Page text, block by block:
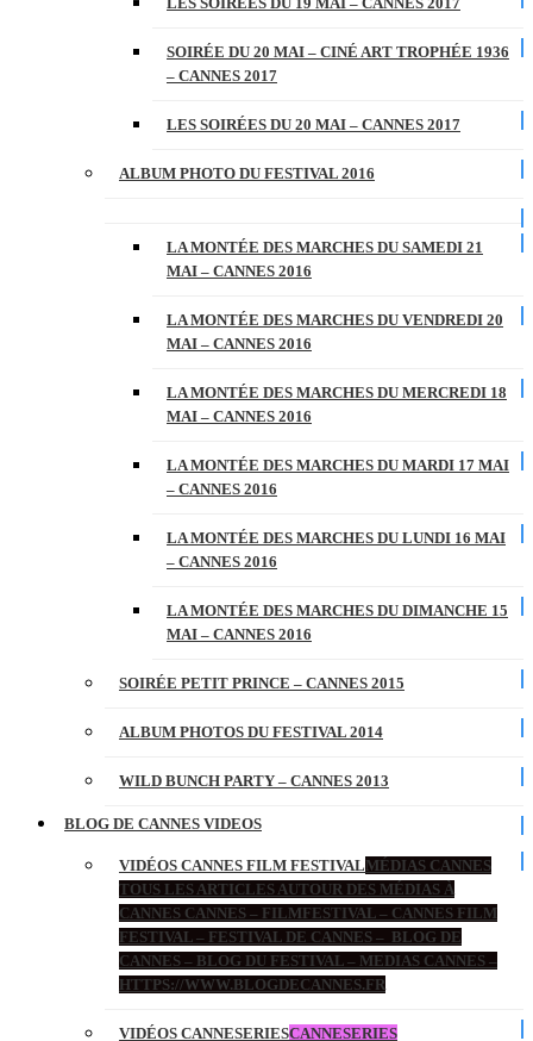
SOIRÉE DU 20 MAI – CINÉ ART TROPHÉE 1936
– CANNES 2017
LES SOIRÉES DU 20 MAI – CANNES 2017
ALBUM PHOTO DU FESTIVAL 2016
LA MONTÉE DES MARCHES DU SAMEDI 21
MAI – CANNES 2016
LA MONTÉE DES MARCHES DU VENDREDI 20
MAI – CANNES 2016
LA MONTÉE DES MARCHES DU MERCREDI 18
MAI – CANNES 2016
LA MONTÉE DES MARCHES DU MARDI 17 MAI
– CANNES 2016
LA MONTÉE DES MARCHES DU LUNDI 16 MAI
– CANNES 2016
LA MONTÉE DES MARCHES DU DIMANCHE 15
MAI – CANNES 2016
SOIRÉE PETIT PRINCE – CANNES 2015
ALBUM PHOTOS DU FESTIVAL 2014
WILD BUNCH PARTY – CANNES 2013
BLOG DE CANNES VIDEOS
VIDÉOS CANNES FILM FESTIVALMÉDIAS CANNES
TOUS LES ARTICLES AUTOUR DES MÉDIAS À
CANNES CANNES – FILMFESTIVAL – CANNES FILM
FESTIVAL – FESTIVAL DE CANNES – BLOG DE
CANNES – BLOG DU FESTIVAL – MEDIAS CANNES –
HTTPS://WWW.BLOGDECANNES.FR
VIDÉOS CANNESERIESCANNESERIES